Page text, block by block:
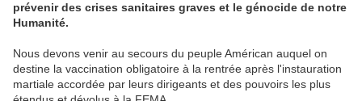
prévenir des crises sanitaires graves et le génocide de notre
Humanité.
Nous devons venir au secours du peuple Américan auquel on
destine la vaccination obligatoire à la rentrée après l'instauration
martiale accordée par leurs dirigeants et des pouvoirs les plus